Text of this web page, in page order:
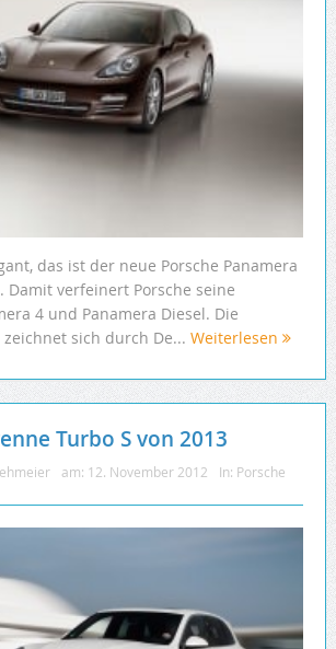
das ist der neue Porsche Panamera
Damit verfeinert Porsche seine
4 und Panamera Diesel. Die
sich durch De... Weiterlesen
Turbo S von 2013
am: 12. November 2012 In: Porsche